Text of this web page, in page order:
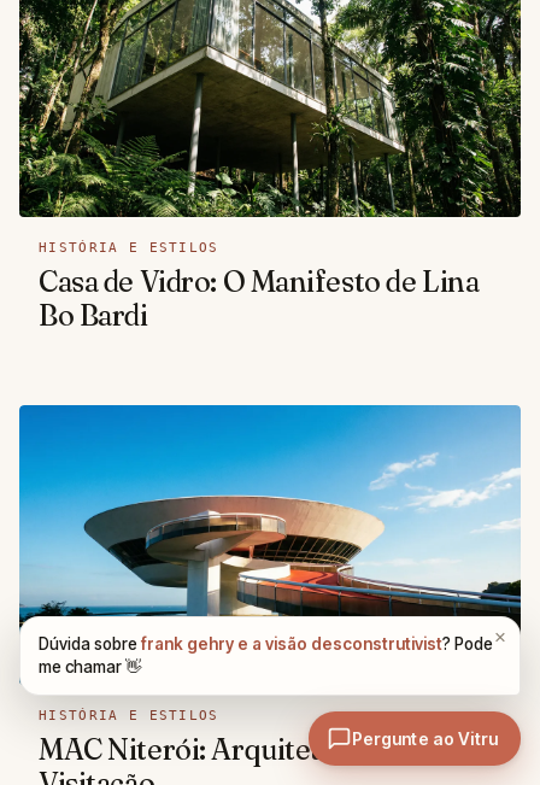
HISTÓRIA E ESTILOS
Casa de Vidro: O Manifesto de Lina
Bo Bardi
HISTÓRIA E ESTILOS
MAC Niterói: Arquitetura e Guia de